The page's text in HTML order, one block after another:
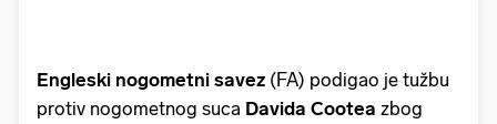
Engleski nogometni savez (FA) podigao je tužbu
protiv nogometnog suca Davida Cootea zbog